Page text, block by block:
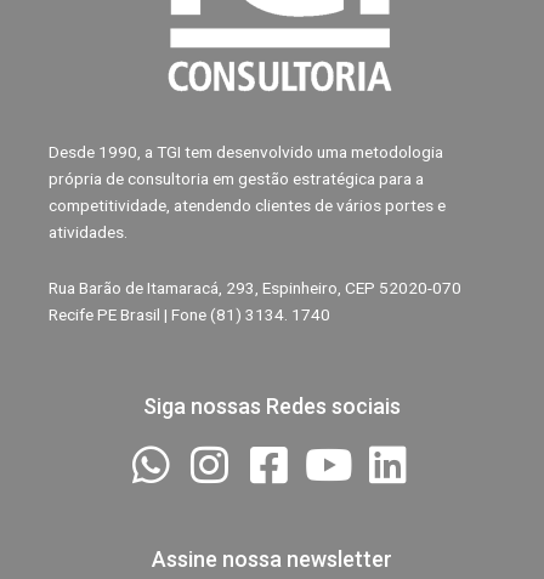
Desde 1990, a TGI tem desenvolvido uma metodologia
própria de consultoria em gestão estratégica para a
competitividade, atendendo clientes de vários portes e
atividades.
Rua Barão de Itamaracá, 293, Espinheiro, CEP 52020-070
Recife PE Brasil | Fone (81) 3134. 1740
Siga nossas Redes sociais
Assine nossa newsletter